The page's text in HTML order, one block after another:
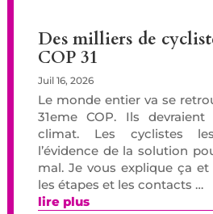
Des milliers de
COP 31
Juil 16, 2026
Le monde entier va se
31eme COP. Ils
climat. Les cyclistes
l’évidence de la solution
mal. Je vous explique ça
les étapes et les contacts …
lire plus